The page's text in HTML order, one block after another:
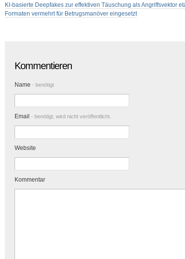
KI-basierte Deepfakes zur effektiven Täuschung als Angriffsvektor
Formaten vermehrt für Betrugsmanöver eingesetzt
Kommentieren
Name - benötigt
Email - benötigt, wird nicht veröffentlicht.
Website
Kommentar